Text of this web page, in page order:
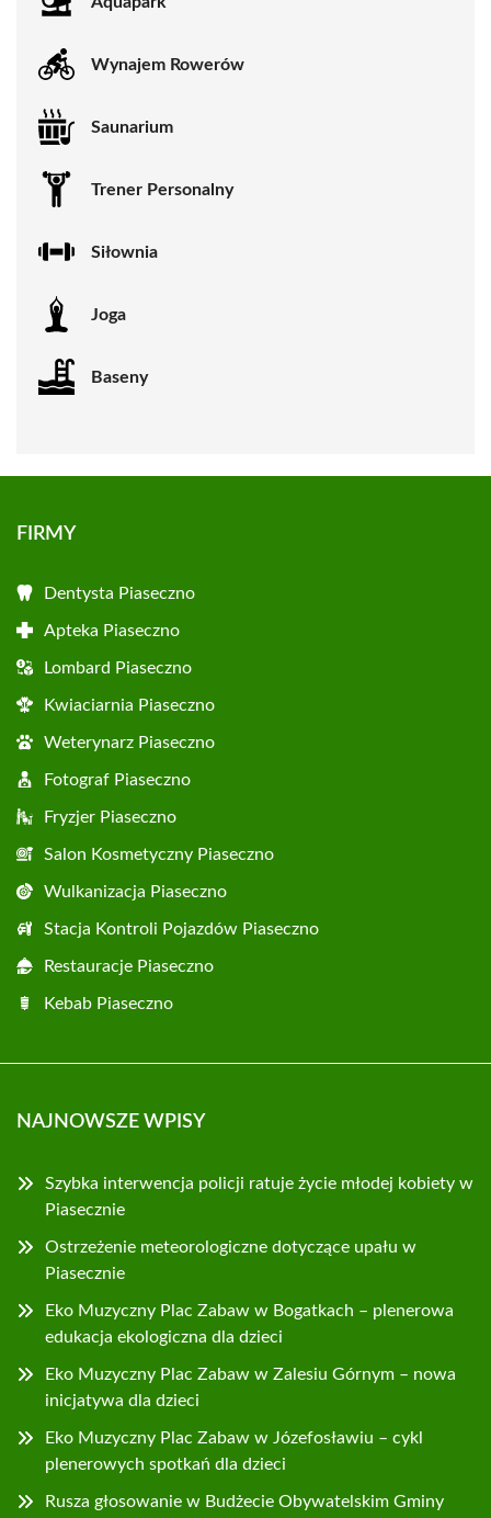
Wynajem Rowerów
Saunarium
Trener Personalny
Siłownia
Joga
Baseny
FIRMY
Dentysta Piaseczno
Apteka Piaseczno
Lombard Piaseczno
Kwiaciarnia Piaseczno
Weterynarz Piaseczno
Fotograf Piaseczno
Fryzjer Piaseczno
Salon Kosmetyczny Piaseczno
Wulkanizacja Piaseczno
Stacja Kontroli Pojazdów Piaseczno
Restauracje Piaseczno
Kebab Piaseczno
NAJNOWSZE WPISY
Szybka interwencja policji ratuje życie młodej kobiety w
Piasecznie
Ostrzeżenie meteorologiczne dotyczące upału w
Piasecznie
Eko Muzyczny Plac Zabaw w Bogatkach – plenerowa
edukacja ekologiczna dla dzieci
Eko Muzyczny Plac Zabaw w Zalesiu Górnym – nowa
inicjatywa dla dzieci
Eko Muzyczny Plac Zabaw w Józefosławiu – cykl
plenerowych spotkań dla dzieci
Rusza głosowanie w Budżecie Obywatelskim Gminy